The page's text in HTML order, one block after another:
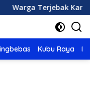
Karhutla
Kubu Raya